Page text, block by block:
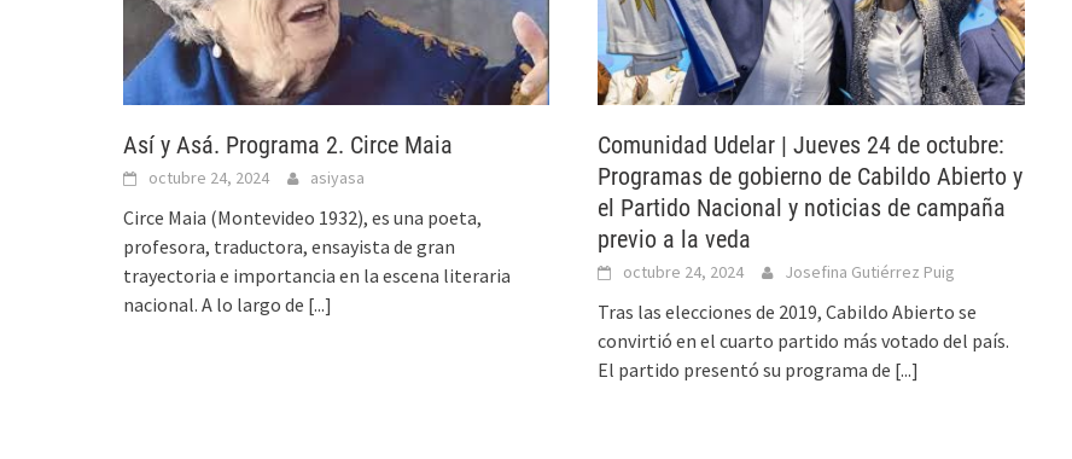
Así y Asá. Programa 2. Circe Maia
octubre 24, 2024 asiyasa
Circe Maia (Montevideo 1932), es una poeta,
profesora, traductora, ensayista de gran
trayectoria e importancia en la escena literaria
nacional. A lo largo de [...]
Comunidad Udelar | Jueves 24 de octubre:
Programas de gobierno de Cabildo Abierto y
el Partido Nacional y noticias de campaña
previo a la veda
octubre 24, 2024 Josefina Gutiérrez Puig
Tras las elecciones de 2019, Cabildo Abierto se
convirtió en el cuarto partido más votado del país.
El partido presentó su programa de [...]